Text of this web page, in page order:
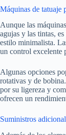
Máquinas de tatuaje
Aunque las
agujas y las tintas,
estilo minimalista.
un control excelente
Algunas opciones
rotativas y de
por su ligereza y
ofrecen un
Suministros